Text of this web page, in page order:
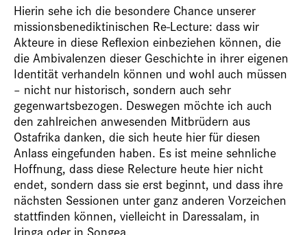
Hierin sehe ich die besondere Chance unserer
missionsbenediktinischen Re-Lecture: dass wir
Akteure in diese Reflexion einbeziehen können, die
die Ambivalenzen dieser Geschichte in ihrer eigenen
Identität verhandeln können und wohl auch müssen
– nicht nur historisch, sondern auch sehr
gegenwartsbezogen. Deswegen möchte ich auch
den zahlreichen anwesenden Mitbrüdern aus
Ostafrika danken, die sich heute hier für diesen
Anlass eingefunden haben. Es ist meine sehnliche
Hoffnung, dass diese Relecture heute hier nicht
endet, sondern dass sie erst beginnt, und dass ihre
nächsten Sessionen unter ganz anderen Vorzeichen
stattfinden können, vielleicht in Daressalam, in
Iringa oder in Songea.